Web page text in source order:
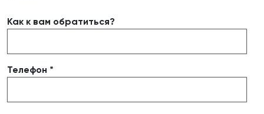
Как к вам обратиться?
Телефон *